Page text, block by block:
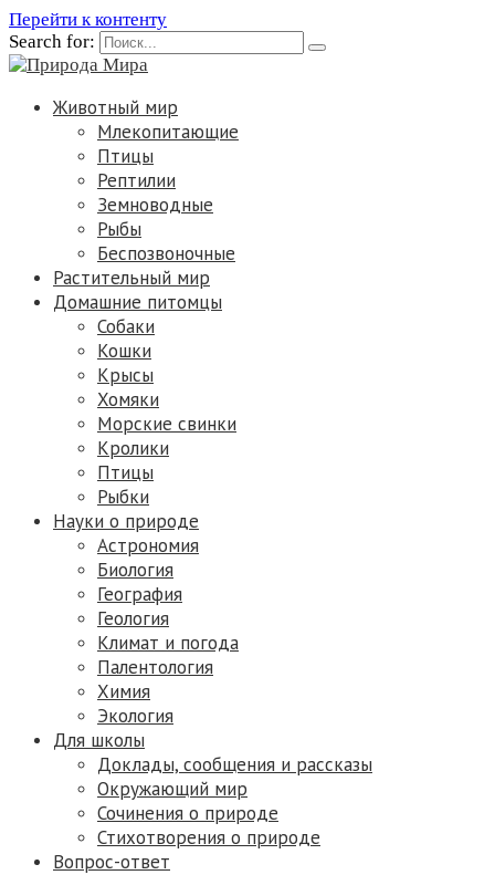
Перейти к контенту
Search for:
Животный мир
Млекопитающие
Птицы
Рептилии
Земноводные
Рыбы
Беспозвоночные
Растительный мир
Домашние питомцы
Собаки
Кошки
Крысы
Хомяки
Морские свинки
Кролики
Птицы
Рыбки
Науки о природе
Астрономия
Биология
География
Геология
Климат и погода
Палентология
Химия
Экология
Для школы
Доклады, сообщения и рассказы
Окружающий мир
Сочинения о природе
Стихотворения о природе
Вопрос-ответ